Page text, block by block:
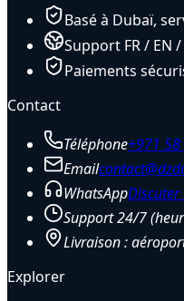
Basé à Dubaï,
Support FR / EN /
Paiements
Contact
Téléphone+971
Email
WhatsApp
Support 24/7
Livraison :
Explorer